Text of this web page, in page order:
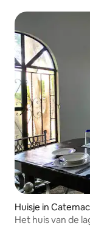
Huisje in
Het huis van de